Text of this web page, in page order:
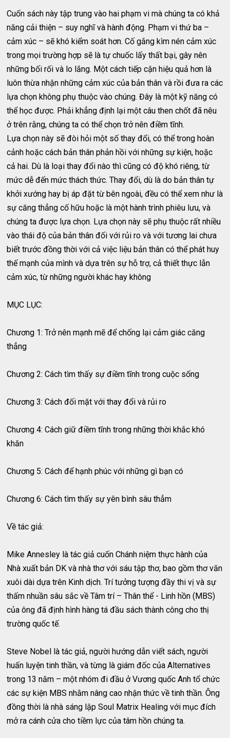
Cuốn sách này tập trung vào hai phạm vi mà chúng ta có khả
năng cải thiện – suy nghĩ và hành động. Phạm vi thứ ba –
cảm xúc – sẽ khó kiểm soát hơn. Cố gắng kìm nén cảm xúc
trong mọi trường hợp sẽ là tự chuốc lấy thất bại, gây nên
những bối rối và lo lắng. Một cách tiếp cận hiệu quả hơn là
luôn thừa nhận những cảm xúc của bản thân và rồi đưa ra các
lựa chọn không phụ thuộc vào chúng. Đây là một kỹ năng có
thể học được. Phải khẳng định lại một câu then chốt đã nêu
ở trên rằng, chúng ta có thể chọn trở nên điềm tĩnh.
Lựa chọn này sẽ đòi hỏi một số thay đổi, có thể trong hoàn
cảnh hoặc cách bản thân phản hồi với những sự kiện, hoặc
cả hai. Dù là loại thay đổi nào thì cũng có độ khó riêng, từ
mức dễ đến mức thách thức. Thay đổi, dù là do bản thân tự
khởi xướng hay bị áp đặt từ bên ngoài, đều có thể xem như là
sự căng thẳng cố hữu hoặc là một hành trình phiêu lưu, và
chúng ta được lựa chọn. Lựa chọn này sẽ phụ thuộc rất nhiều
vào thái độ của bản thân đối với rủi ro và với tương lai chưa
biết trước đồng thời với cả việc liệu bản thân có thể phát huy
thế mạnh của mình và dựa trên sự hỗ trợ, cả thiết thực lẫn
cảm xúc, từ những người khác hay không
MỤC LỤC:
Chương 1: Trở nên mạnh mẽ để chống lại cảm giác căng
thẳng
Chương 2: Cách tìm thấy sự điềm tĩnh trong cuộc sống
Chương 3: Cách đối mặt với thay đổi và rủi ro
Chương 4: Cách giữ điềm tĩnh trong những thời khắc khó
khăn
Chương 5: Cách để hạnh phúc với những gì bạn có
Chương 6: Cách tìm thấy sự yên bình sâu thẳm
Về tác giả:
Mike Annesley là tác giả cuốn Chánh niệm thực hành của
Nhà xuất bản DK và nhà thơ với sáu tập thơ, bao gồm thơ văn
xuôi dài dựa trên Kinh dịch. Trí tưởng tượng đầy thi vị và sự
thấm nhuần sâu sắc về Tâm trí – Thân thể - Linh hồn (MBS)
của ông đã định hình hàng tá đầu sách thành công cho thị
trường quốc tế.
Steve Nobel là tác giả, người hướng dẫn viết sách, người
huấn luyện tinh thần, và từng là giám đốc của Alternatives
trong 13 năm – một nhóm đi đầu ở Vương quốc Anh tổ chức
các sự kiện MBS nhằm nâng cao nhận thức về tinh thần. Ông
đồng thời là nhà sáng lập Soul Matrix Healing với mục đích
mở ra cánh cửa cho tiềm lực của tâm hồn chúng ta.